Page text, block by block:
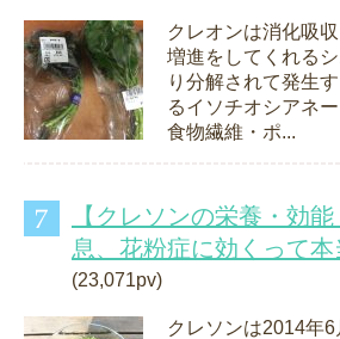
クレオンは消化吸
増進をしてくれる
り分解されて発生
るイソチオシアネ
食物繊維・ポ...
【クレソンの栄養・効
息、花粉症に効くって本
(23,071pv)
クレソンは2014年